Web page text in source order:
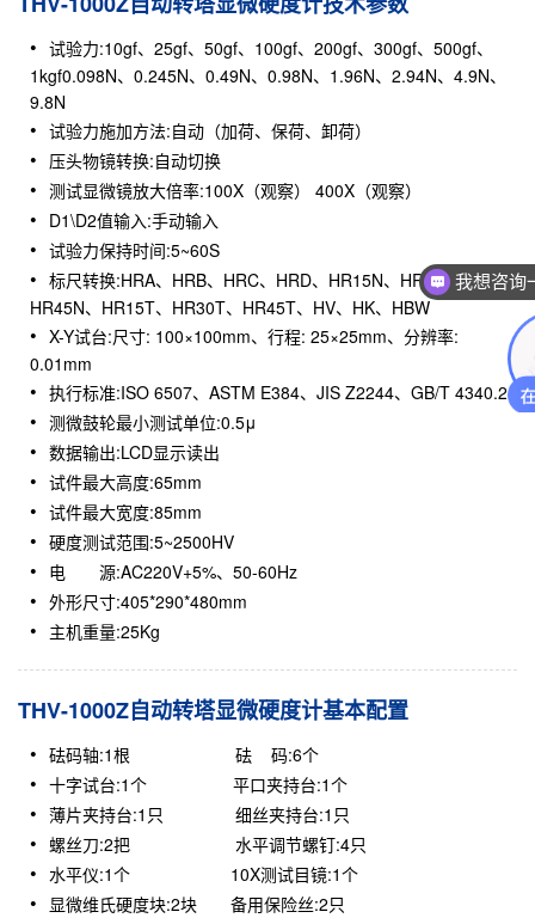
试验力:10gf、25gf、50gf、100gf、200gf、300gf、500gf、
1kgf0.098N、0.245N、0.49N、0.98N、1.96N、2.94N、4.9N、
9.8N
试验力施加方法:自动（加荷、保荷、卸荷）
压头物镜转换:自动切换
测试显微镜放大倍率:100X（观察） 400X（观察）
D1\D2值输入:手动输入
试验力保持时间:5~60S
标尺转换:HRA、HRB、HRC、HRD、HR15N、HR30N、
HR45N、HR15T、HR30T、HR45T、HV、HK、HBW
X-Y试台:尺寸: 100×100mm、行程: 25×25mm、分辨率:
0.01mm
执行标准:ISO 6507、ASTM E384、JIS Z2244、GB/T 4340.2
测微鼓轮最小测试单位:0.5μ
数据输出:LCD显示读出
试件最大高度:65mm
试件最大宽度:85mm
硬度测试范围:5~2500HV
电 源:AC220V+5%、50-60Hz
外形尺寸:405*290*480mm
主机重量:25Kg
THV-1000Z自动转塔显微硬度计基本配置
砝码轴:1根 砝 码:6个
十字试台:1个 平口夹持台:1个
薄片夹持台:1只 细丝夹持台:1只
螺丝刀:2把 水平调节螺钉:4只
水平仪:1个 10X测试目镜:1个
显微维氏硬度块:2块 备用保险丝:2只
我想咨询